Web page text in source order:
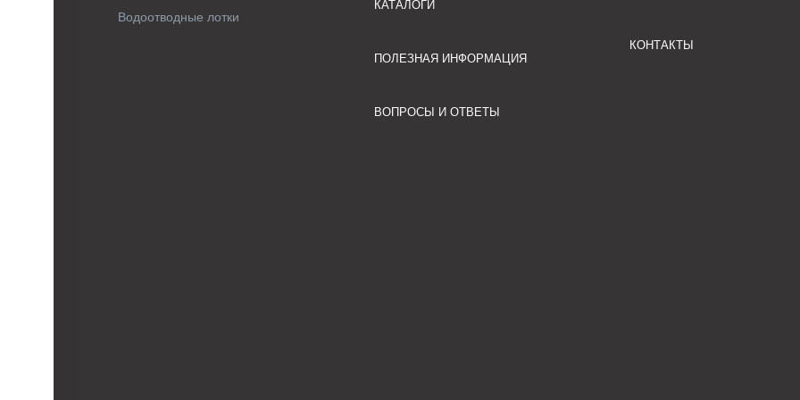
Водоотводные лотки
КАТАЛОГИ
ПОЛЕЗНАЯ ИНФОРМАЦИЯ
ВОПРОСЫ И ОТВЕТЫ
КОНТАКТЫ